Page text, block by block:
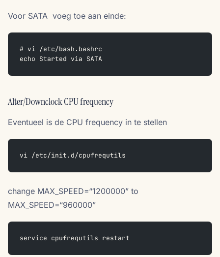
Voor SATA voeg toe aan einde:
# vi /etc/bash.bashrc
echo Started via SATA
Alter/Downclock CPU frequency
Eventueel is de CPU frequency in te stellen
vi /etc/init.d/cpufrequtils
change MAX_SPEED=“1200000” to
MAX_SPEED=“960000”
service cpufrequtils restart